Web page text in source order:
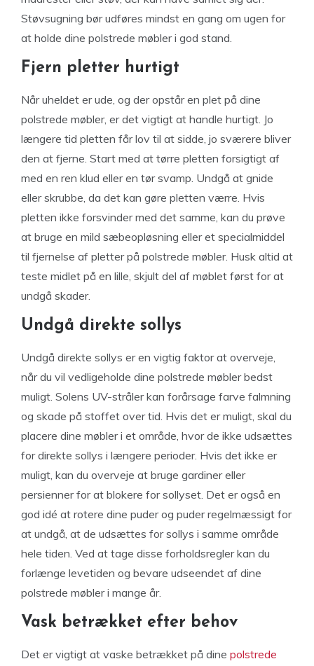
Støvsugning bør udføres mindst en gang om ugen for
at holde dine polstrede møbler i god stand.
Fjern pletter hurtigt
Når uheldet er ude, og der opstår en plet på dine
polstrede møbler, er det vigtigt at handle hurtigt. Jo
længere tid pletten får lov til at sidde, jo sværere bliver
den at fjerne. Start med at tørre pletten forsigtigt af
med en ren klud eller en tør svamp. Undgå at gnide
eller skrubbe, da det kan gøre pletten værre. Hvis
pletten ikke forsvinder med det samme, kan du prøve
at bruge en mild sæbeopløsning eller et specialmiddel
til fjernelse af pletter på polstrede møbler. Husk altid at
teste midlet på en lille, skjult del af møblet først for at
undgå skader.
Undgå direkte sollys
Undgå direkte sollys er en vigtig faktor at overveje,
når du vil vedligeholde dine polstrede møbler bedst
muligt. Solens UV-stråler kan forårsage farve falmning
og skade på stoffet over tid. Hvis det er muligt, skal du
placere dine møbler i et område, hvor de ikke udsættes
for direkte sollys i længere perioder. Hvis det ikke er
muligt, kan du overveje at bruge gardiner eller
persienner for at blokere for sollyset. Det er også en
god idé at rotere dine puder og puder regelmæssigt for
at undgå, at de udsættes for sollys i samme område
hele tiden. Ved at tage disse forholdsregler kan du
forlænge levetiden og bevare udseendet af dine
polstrede møbler i mange år.
Vask betrækket efter behov
Det er vigtigt at vaske betrækket på dine polstrede